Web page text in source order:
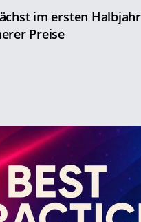
im ersten
Preise